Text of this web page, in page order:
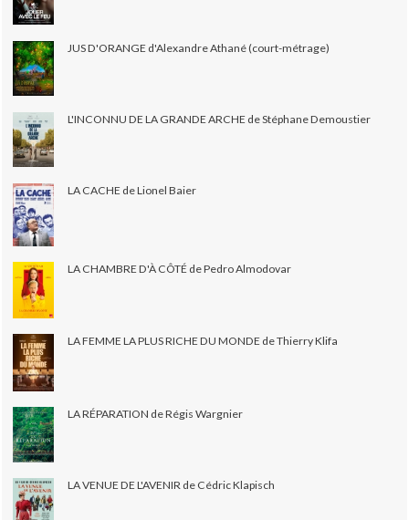
JUS D'ORANGE d'Alexandre Athané (court-métrage)
L'INCONNU DE LA GRANDE ARCHE de Stéphane Demoustier
LA CACHE de Lionel Baier
LA CHAMBRE D'À CÔTÉ de Pedro Almodovar
LA FEMME LA PLUS RICHE DU MONDE de Thierry Klifa
LA RÉPARATION de Régis Wargnier
LA VENUE DE L'AVENIR de Cédric Klapisch